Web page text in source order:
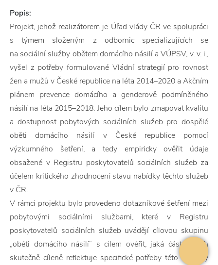
Popis:
Projekt, jehož realizátorem je Úřad vlády ČR ve spolupráci
s týmem složeným z odbornic specializujících se
na sociální služby obětem domácího násilí a VÚPSV, v. v. i.,
vyšel z potřeby formulované Vládní strategií pro rovnost
žen a mužů v České republice na léta 2014–2020 a Akčním
plánem prevence domácího a genderově podmíněného
násilí na léta 2015–2018. Jeho cílem bylo zmapovat kvalitu
a dostupnost pobytových sociálních služeb pro dospělé
oběti domácího násilí v České republice pomocí
výzkumného šetření, a tedy empiricky ověřit údaje
obsažené v Registru poskytovatelů sociálních služeb za
účelem kritického zhodnocení stavu nabídky těchto služeb
v ČR.
V rámci projektu bylo provedeno dotazníkové šetření mezi
pobytovými sociálními službami, které v Registru
poskytovatelů sociálních služeb uvádějí cílovou skupinu
„oběti domácího násilí“ s cílem ověřit, jaká část z nich
skutečně cíleně reflektuje specifické potřeby této skupiny